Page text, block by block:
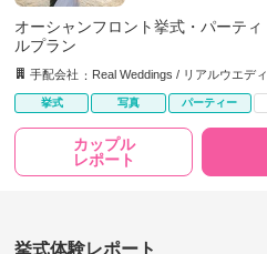
オーシャンフロント挙式・パーテ
ルプラン
手配会社 Real Weddings / リアルウエデ
挙式 写真 パーティー
カップル
レポート
挙式体験レポート